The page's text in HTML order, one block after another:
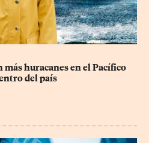
más huracanes en el Pacífico
del país